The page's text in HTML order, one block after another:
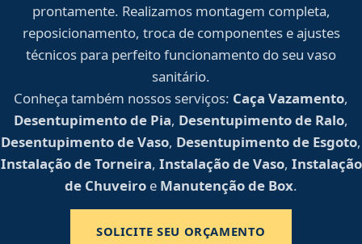
prontamente. Realizamos montagem completa,
reposicionamento, troca de componentes e ajustes
técnicos para perfeito funcionamento do seu vaso
sanitário.
Conheça também nossos serviços: Caça Vazamento,
Desentupimento de Pia, Desentupimento de Ralo,
Desentupimento de Vaso, Desentupimento de Esgoto,
Instalação de Torneira, Instalação de Vaso, Instalação
de Chuveiro e Manutenção de Box.
SOLICITE SEU ORÇAMENTO